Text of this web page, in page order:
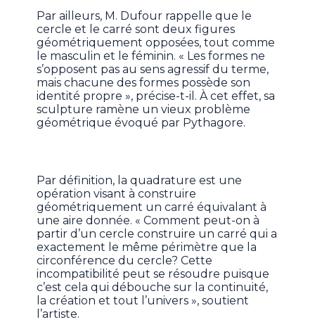
Par ailleurs, M. Dufour rappelle que le
cercle et le carré sont deux figures
géométriquement opposées, tout comme
le masculin et le féminin. « Les formes ne
s’opposent pas au sens agressif du terme,
mais chacune des formes possède son
identité propre », précise-t-il. À cet effet, sa
sculpture ramène un vieux problème
géométrique évoqué par Pythagore.
Par définition, la quadrature est une
opération visant à construire
géométriquement un carré équivalant à
une aire donnée. « Comment peut-on à
partir d’un cercle construire un carré qui a
exactement le même périmètre que la
circonférence du cercle? Cette
incompatibilité peut se résoudre puisque
c’est cela qui débouche sur la continuité,
la création et tout l’univers », soutient
l’artiste.